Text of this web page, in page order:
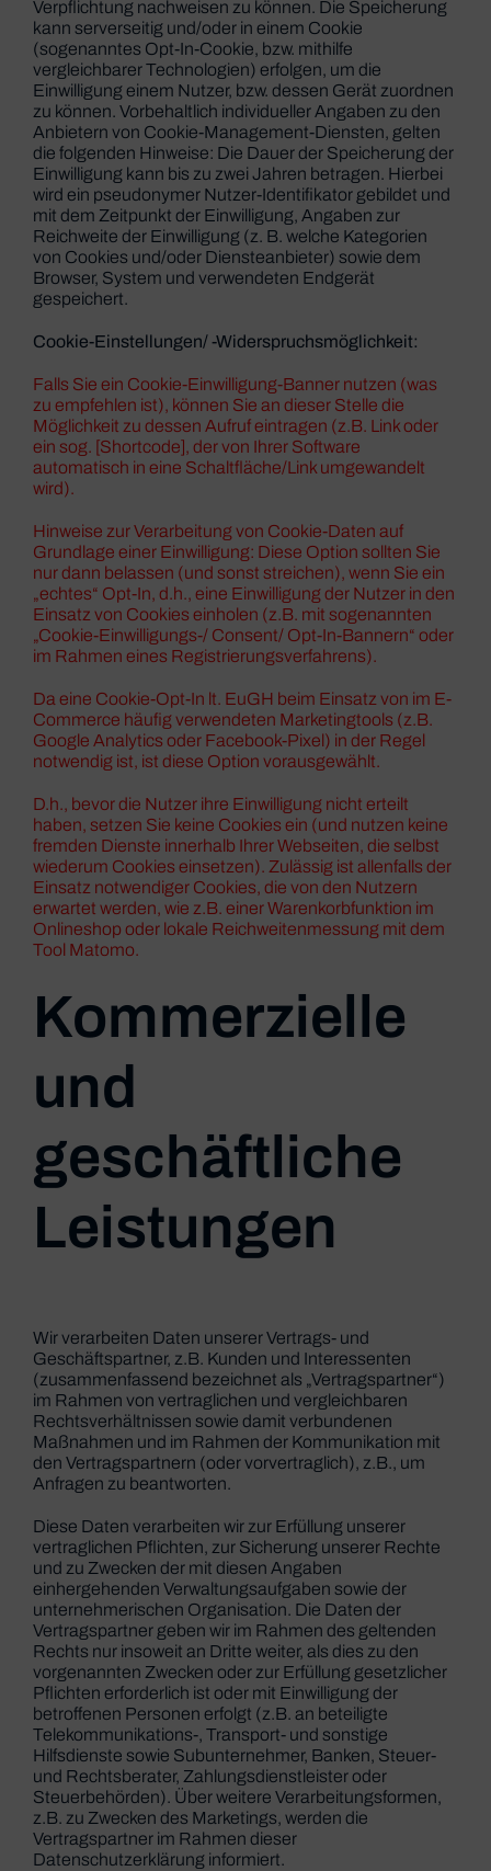
Verpflichtung nachweisen zu können. Die Speicherung
kann serverseitig und/oder in einem Cookie
(sogenanntes Opt-In-Cookie, bzw. mithilfe
vergleichbarer Technologien) erfolgen, um die
Einwilligung einem Nutzer, bzw. dessen Gerät zuordnen
zu können. Vorbehaltlich individueller Angaben zu den
Anbietern von Cookie-Management-Diensten, gelten
die folgenden Hinweise: Die Dauer der Speicherung der
Einwilligung kann bis zu zwei Jahren betragen. Hierbei
wird ein pseudonymer Nutzer-Identifikator gebildet und
mit dem Zeitpunkt der Einwilligung, Angaben zur
Reichweite der Einwilligung (z. B. welche Kategorien
von Cookies und/oder Diensteanbieter) sowie dem
Browser, System und verwendeten Endgerät
gespeichert.
Cookie-Einstellungen/ -Widerspruchsmöglichkeit:
Falls Sie ein Cookie-Einwilligung-Banner nutzen (was
zu empfehlen ist), können Sie an dieser Stelle die
Möglichkeit zu dessen Aufruf eintragen (z.B. Link oder
ein sog. [Shortcode], der von Ihrer Software
automatisch in eine Schaltfläche/Link umgewandelt
wird).
Hinweise zur Verarbeitung von Cookie-Daten auf
Grundlage einer Einwilligung: Diese Option sollten Sie
nur dann belassen (und sonst streichen), wenn Sie ein
„echtes“ Opt-In, d.h., eine Einwilligung der Nutzer in den
Einsatz von Cookies einholen (z.B. mit sogenannten
„Cookie-Einwilligungs-/ Consent/ Opt-In-Bannern“ oder
im Rahmen eines Registrierungsverfahrens).
Da eine Cookie-Opt-In lt. EuGH beim Einsatz von im E-
Commerce häufig verwendeten Marketingtools (z.B.
Google Analytics oder Facebook-Pixel) in der Regel
notwendig ist, ist diese Option vorausgewählt.
D.h., bevor die Nutzer ihre Einwilligung nicht erteilt
haben, setzen Sie keine Cookies ein (und nutzen keine
fremden Dienste innerhalb Ihrer Webseiten, die selbst
wiederum Cookies einsetzen). Zulässig ist allenfalls der
Einsatz notwendiger Cookies, die von den Nutzern
erwartet werden, wie z.B. einer Warenkorbfunktion im
Onlineshop oder lokale Reichweitenmessung mit dem
Tool Matomo.
Kommerzielle
und
geschäftliche
Leistungen
Wir verarbeiten Daten unserer Vertrags- und
Geschäftspartner, z.B. Kunden und Interessenten
(zusammenfassend bezeichnet als „Vertragspartner“)
im Rahmen von vertraglichen und vergleichbaren
Rechtsverhältnissen sowie damit verbundenen
Maßnahmen und im Rahmen der Kommunikation mit
den Vertragspartnern (oder vorvertraglich), z.B., um
Anfragen zu beantworten.
Diese Daten verarbeiten wir zur Erfüllung unserer
vertraglichen Pflichten, zur Sicherung unserer Rechte
und zu Zwecken der mit diesen Angaben
einhergehenden Verwaltungsaufgaben sowie der
unternehmerischen Organisation. Die Daten der
Vertragspartner geben wir im Rahmen des geltenden
Rechts nur insoweit an Dritte weiter, als dies zu den
vorgenannten Zwecken oder zur Erfüllung gesetzlicher
Pflichten erforderlich ist oder mit Einwilligung der
betroffenen Personen erfolgt (z.B. an beteiligte
Telekommunikations-, Transport- und sonstige
Hilfsdienste sowie Subunternehmer, Banken, Steuer-
und Rechtsberater, Zahlungsdienstleister oder
Steuerbehörden). Über weitere Verarbeitungsformen,
z.B. zu Zwecken des Marketings, werden die
Vertragspartner im Rahmen dieser
Datenschutzerklärung informiert.